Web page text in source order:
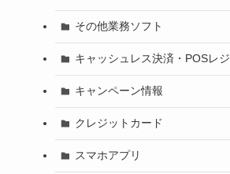
その他業務ソフト
キャッシュレス決済・POSレジ
キャンペーン情報
クレジットカード
スマホアプリ